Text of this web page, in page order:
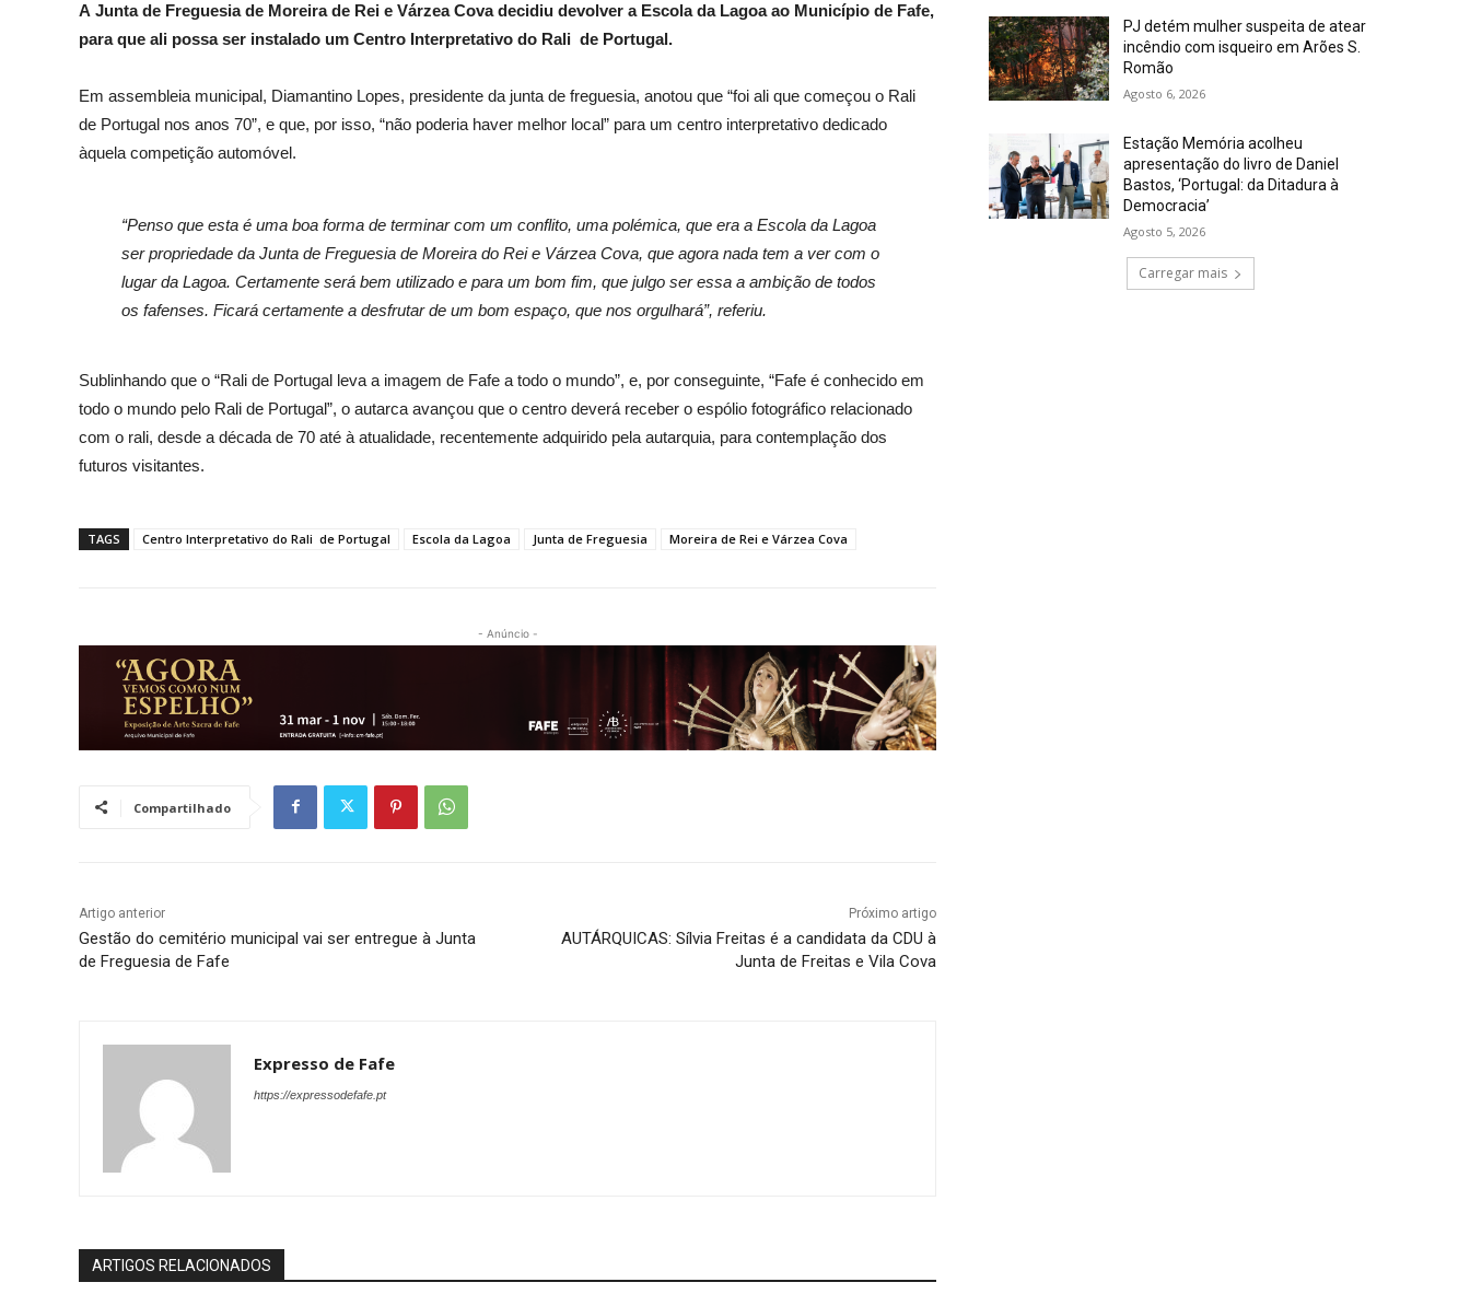
A Junta de Freguesia de Moreira de Rei e Várzea Cova decidiu devolver a Escola da Lagoa ao Município de Fafe,
para que ali possa ser instalado um Centro Interpretativo do Rali de Portugal.
Em assembleia municipal, Diamantino Lopes, presidente da junta de freguesia, anotou que “foi ali que começou o Rali
de Portugal nos anos 70”, e que, por isso, “não poderia haver melhor local” para um centro interpretativo dedicado
àquela competição automóvel.
“Penso que esta é uma boa forma de terminar com um conflito, uma polémica, que era a Escola da Lagoa
ser propriedade da Junta de Freguesia de Moreira do Rei e Várzea Cova, que agora nada tem a ver com o
lugar da Lagoa. Certamente será bem utilizado e para um bom fim, que julgo ser essa a ambição de todos
os fafenses. Ficará certamente a desfrutar de um bom espaço, que nos orgulhará”, referiu.
Sublinhando que o “Rali de Portugal leva a imagem de Fafe a todo o mundo”, e, por conseguinte, “Fafe é conhecido em
todo o mundo pelo Rali de Portugal”, o autarca avançou que o centro deverá receber o espólio fotográfico relacionado
com o rali, desde a década de 70 até à atualidade, recentemente adquirido pela autarquia, para contemplação dos
futuros visitantes.
TAGS Centro Interpretativo do Rali de Portugal Escola da Lagoa Junta de Freguesia Moreira de Rei e Várzea Cova
- Anúncio -
Compartilhado
Artigo anterior
Gestão do cemitério municipal vai ser entregue à Junta
de Freguesia de Fafe
Próximo artigo
AUTÁRQUICAS: Sílvia Freitas é a candidata da CDU à
Junta de Freitas e Vila Cova
Expresso de Fafe
https://expressodefafe.pt
ARTIGOS RELACIONADOS
PJ detém mulher suspeita de atear
incêndio com isqueiro em Arões S.
Romão
Agosto 6, 2026
Estação Memória acolheu
apresentação do livro de Daniel
Bastos, ‘Portugal: da Ditadura à
Democracia’
Agosto 5, 2026
Carregar mais